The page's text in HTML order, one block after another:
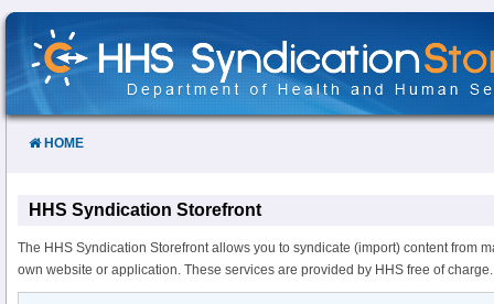
Skip
Content
HOME
HHS Syndication Storefront
The HHS Syndication Storefront allows you to syndicate (import) content from
own website or application. These services are provided by HHS free of charge.